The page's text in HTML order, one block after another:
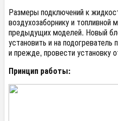
Размеры подключений к
воздухозаборнику и топливной
предыдущих моделей. Новый
установить и на
и прежде, провести установку
Принцип работы: